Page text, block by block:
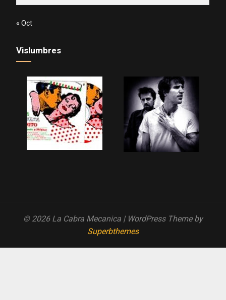
« Oct
Vislumbres
© 2026 La Cabra Mecanica | WordPress Theme by
Superbthemes